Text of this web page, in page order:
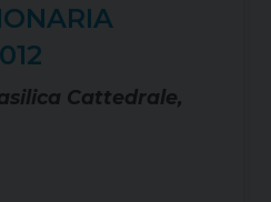
Cattedrale,